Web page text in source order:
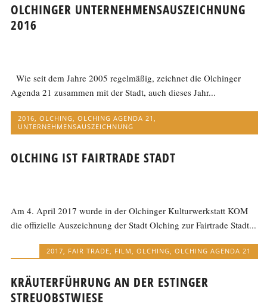
OLCHINGER UNTERNEHMENSAUSZEICHNUNG
2016
Wie seit dem Jahre 2005 regelmäßig, zeichnet die Olchinger
Agenda 21 zusammen mit der Stadt, auch dieses Jahr...
2016 ,OLCHING ,OLCHING AGENDA 21
UNTERNEHMENSAUSZEICHNUNG
OLCHING IST FAIRTRADE STADT
Am 4. April 2017 wurde in der Olchinger Kulturwerkstatt KOM
die offizielle Auszeichnung der Stadt Olching zur Fairtrade Stadt...
2017, FAIR TRADE, FILM, OLCHING, OLCHING AGENDA 21
KRÄUTERFÜHRUNG AN DER ESTINGER
STREUOBSTWIESE